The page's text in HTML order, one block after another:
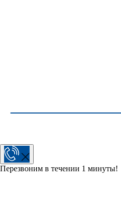
Перезвоним в течении 1 минуты!